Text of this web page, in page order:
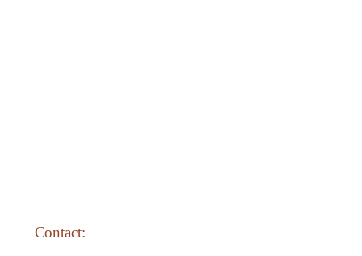
Contact: